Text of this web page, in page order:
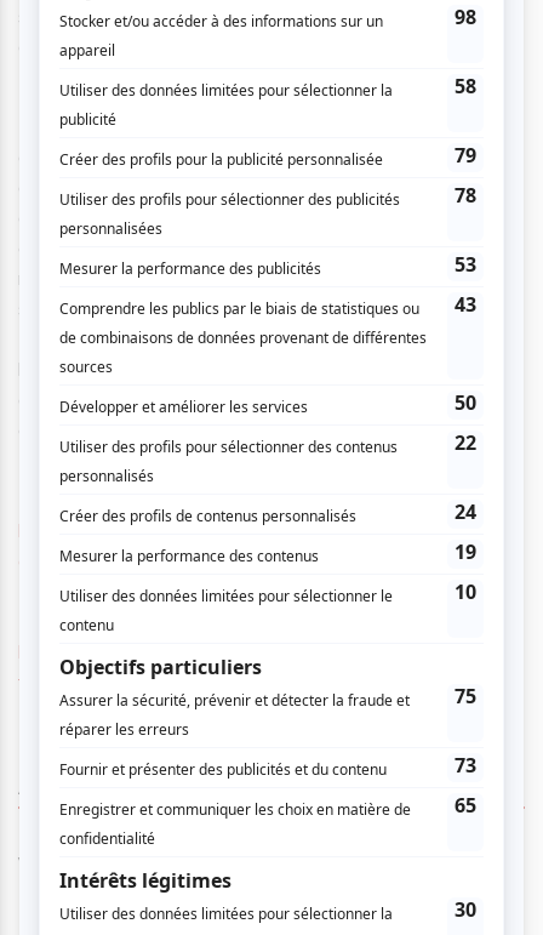
son refuge rural sous la pression d’une nature en
dérèglement.
Huit interprètes incarnent les jeux de pouvoir et les luttes
de territoire, exposant la persistance de certaines
dynamiques coloniales dans les structures sociales
actuelles. De stratégies politiques en corruption
relecture de la bataille des Plaines d’Abraham, le PàP et
son équipe mettent en lumière nos angles morts collectifs.
En dépassant la simple reconstitution, le spectacle révèle
les traces encore vives d’un système qui continue
d’influencer notre manière d’habiter le territoire et de vivre
https://espacelibre.qc.ca/?
axeptio_token=f3ile9ua8ef9u77ky9rs4j
fleuve
AUCUN COMMENTAIRE
Vous devez être connecté pour
donner un avis.